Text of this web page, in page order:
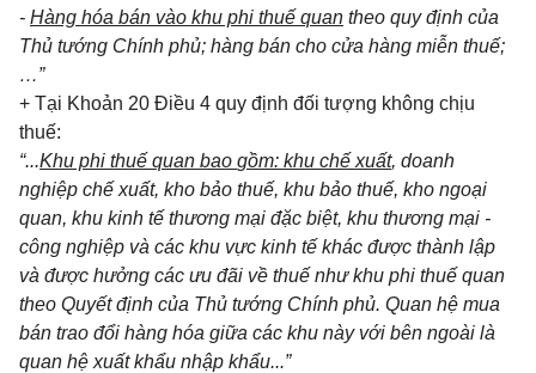
- Hàng hóa bán vào khu phi thuế quan theo quy định của
Thủ tướng Chính phủ; hàng bán cho cửa hàng miễn thuế;
…”
+ Tại Khoản 20 Điều 4 quy định đối tượng không chịu
thuế:
“...Khu phi thuế quan bao gồm: khu chế xuất, doanh
nghiệp chế xuất, kho bảo thuế, khu bảo thuế, kho ngoại
quan, khu kinh tế thương mại đặc biệt, khu thương mại -
công nghiệp và các khu vực kinh tế khác được thành lập
và được hưởng các ưu đãi về thuế như khu phi thuế quan
theo Quyết định của Thủ tướng Chính phủ. Quan hệ mua
bán trao đổi hàng hóa giữa các khu này với bên ngoài là
quan hệ xuất khẩu nhập khẩu...”